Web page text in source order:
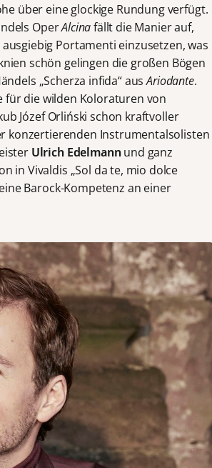
über eine glockige Rundung verfügt.
OperAlcinafällt die Manier auf,
Portamenti einzusetzen, was
schön gelingen die großen Bögen
„Scherza infida“ ausAriodante.
für die wilden Koloraturen von
Józef Orliński schon kraftvoller
konzertierenden Instrumentalsolisten
Ulrich Edelmannund ganz
in Vivaldis „Sol da te, mio dolce
Barock-Kompetenz an einer